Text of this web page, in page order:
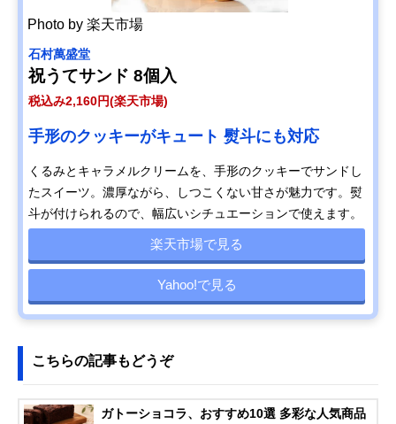
Photo by 楽天市場
石村萬盛堂
祝うてサンド 8個入
税込み2,160円(楽天市場)
手形のクッキーがキュート 熨斗にも対応
くるみとキャラメルクリームを、手形のクッキーでサンドし
たスイーツ。濃厚ながら、しつこくない甘さが魅力です。熨
斗が付けられるので、幅広いシチュエーションで使えます。
楽天市場で見る
Yahoo!で見る
こちらの記事もどうぞ
ガトーショコラ、おすすめ10選 多彩な人気商品